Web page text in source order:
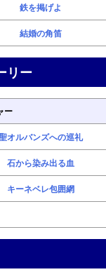
鉄を掲げよ
結婚の角笛
リー
ー
オルバンズへの巡礼
石から染み出る血
キーネベレ包囲網